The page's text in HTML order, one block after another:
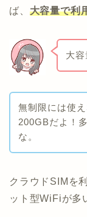
ば、 大容量で利
大
無制限には使
200GBだよ！
な。
クラウドSIMを
ット型WiFiが多